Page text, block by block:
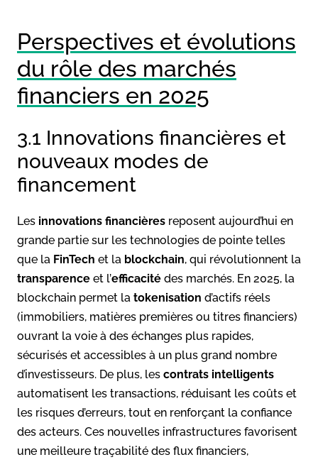
Perspectives et évolutions
du rôle des marchés
financiers en 2025
3.1 Innovations financières et
nouveaux modes de
financement
Les innovations financières reposent aujourd’hui en
grande partie sur les technologies de pointe telles
que la FinTech et la blockchain, qui révolutionnent la
transparence et l’efficacité des marchés. En 2025, la
blockchain permet la tokenisation d’actifs réels
(immobiliers, matières premières ou titres financiers)
ouvrant la voie à des échanges plus rapides,
sécurisés et accessibles à un plus grand nombre
d’investisseurs. De plus, les contrats intelligents
automatisent les transactions, réduisant les coûts et
les risques d’erreurs, tout en renforçant la confiance
des acteurs. Ces nouvelles infrastructures favorisent
une meilleure traçabilité des flux financiers,